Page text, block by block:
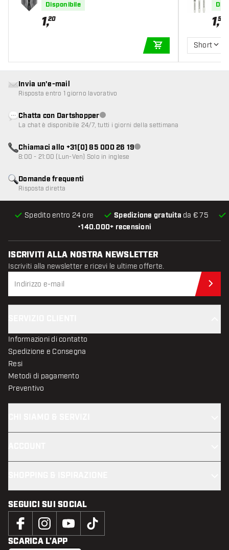
ck Tough Crystalline Coated
Disponibile
1,20
AGGIUNGI AL
1,50
Short
•140.000+ recensioni
Spedito entro 24 ore Spedizione gratuita da € 75
Domande frequenti
Risposta diretta
Invia un'e-mail
Risposta entro 1 giorno lavorativo
Chatta con DartshopperServizio clienti non disponibile
La chat è disponibile 24/7, tutti i giorni della settimana
Chiamaci allo +31(0) 85 000 26 19Servizio clienti non disponibile
8:00 - 21:00 (Lun-Ven) Solo in inglese
ISCRIVITI ALLA NOSTRA NEWSLETTER
Iscriviti alla newsletter e ricevi le ultime offerte.
Informazioni di contatto
Spedizione e Consegna
Resi
Metodi di pagamento
Preventivo
SEGUICI SUI SOCIAL
SCARICA L’APP